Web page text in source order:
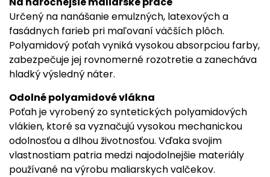
Určený na nanášanie emulzných, latexových a
fasádnych farieb pri maľovaní väčších plôch.
Polyamidový poťah vyniká vysokou absorpciou farby,
zabezpečuje jej rovnomerné rozotretie a zanecháva
hladký výsledný náter.
Odolné polyamidové vlákna
Poťah je vyrobený zo syntetických polyamidových
vlákien, ktoré sa vyznačujú vysokou mechanickou
odolnosťou a dlhou životnosťou. Vďaka svojim
vlastnostiam patria medzi najodolnejšie materiály
používané na výrobu maliarskych valčekov.